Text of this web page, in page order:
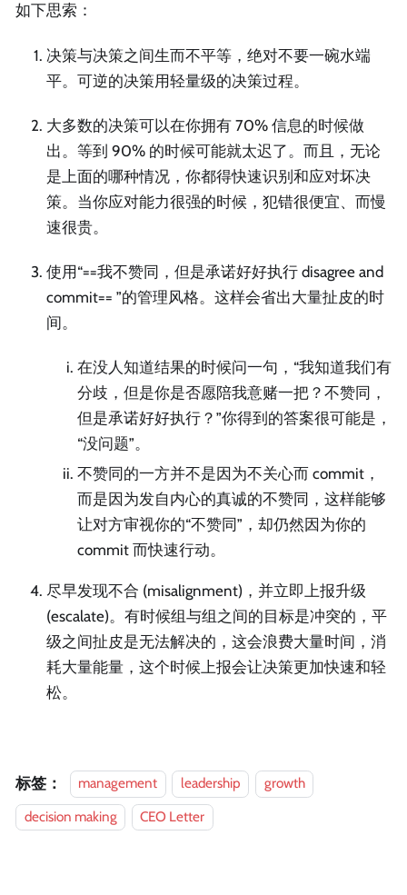
如下思索：
决策与决策之间生而不平等，绝对不要一碗水端
平。可逆的决策用轻量级的决策过程。
大多数的决策可以在你拥有 70% 信息的时候做
出。等到 90% 的时候可能就太迟了。而且，无论
是上面的哪种情况，你都得快速识别和应对坏决
策。当你应对能力很强的时候，犯错很便宜、而慢
速很贵。
使用“==我不赞同，但是承诺好好执行 disagree and
commit== ”的管理风格。这样会省出大量扯皮的时
间。
在没人知道结果的时候问一句，“我知道我们有
分歧，但是你是否愿陪我意赌一把？不赞同，
但是承诺好好执行？”你得到的答案很可能是，
“没问题”。
不赞同的一方并不是因为不关心而 commit，
而是因为发自内心的真诚的不赞同，这样能够
让对方审视你的“不赞同”，却仍然因为你的
commit 而快速行动。
尽早发现不合 (misalignment)，并立即上报升级
(escalate)。有时候组与组之间的目标是冲突的，平
级之间扯皮是无法解决的，这会浪费大量时间，消
耗大量能量，这个时候上报会让决策更加快速和轻
松。
标签： management leadership
growth
decision making
CEO Letter